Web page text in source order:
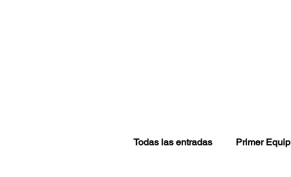
Todas las entradas Primer Equip